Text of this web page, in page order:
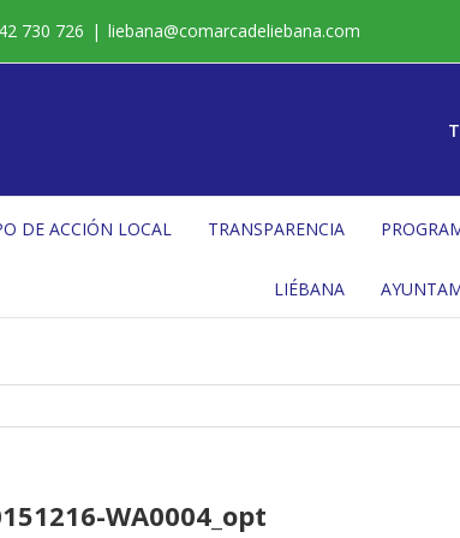
730 726 | liebana@comarcadeliebana.com
DE ACCIÓN LOCAL TRANSPARENCIA
LIÉBANA
WA0004_opt